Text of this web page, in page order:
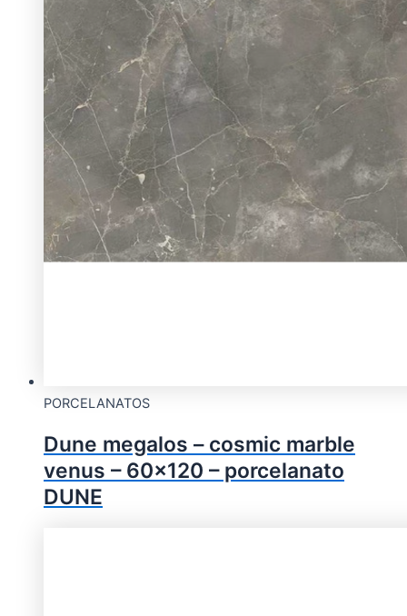
PORCELANATOS
Dune megalos – cosmic marble
venus – 60×120 – porcelanato
DUNE